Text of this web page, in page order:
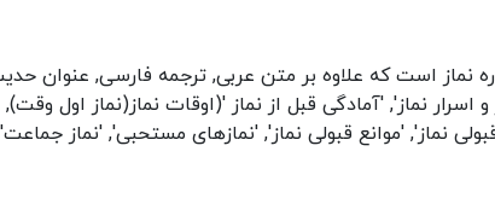
نماز است که علاوه بر متن عربی, ترجمه فارسی, عنوان
نماز', 'آمادگی قبل از نماز '(اوقات نماز(نماز اول
نماز', 'موانع قبولی نماز', 'نمازهای مستحبی', 'نماز